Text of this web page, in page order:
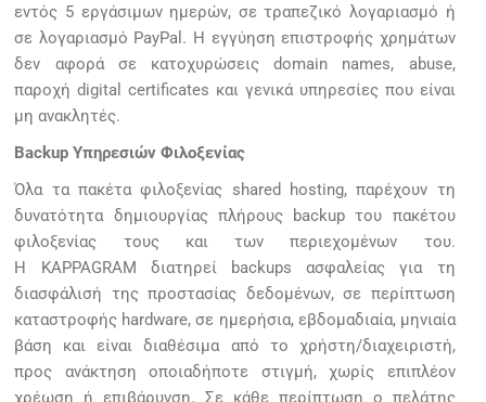
εντός 5 εργάσιμων ημερών, σε τραπεζικό λογαριασμό ή
σε λογαριασμό PayPal. Η εγγύηση επιστροφής χρημάτων
δεν αφορά σε κατοχυρώσεις domain names, abuse,
παροχή digital certificates και γενικά υπηρεσίες που είναι
μη ανακλητές.
Backup Υπηρεσιών Φιλοξενίας
Όλα τα πακέτα φιλοξενίας shared hosting, παρέχουν τη
δυνατότητα δημιουργίας πλήρους backup του πακέτου
φιλοξενίας τους και των περιεχομένων του.
Η KAPPAGRAM διατηρεί backups ασφαλείας για τη
διασφάλισή της προστασίας δεδομένων, σε περίπτωση
καταστροφής hardware, σε ημερήσια, εβδομαδιαία, μηνιαία
βάση και είναι διαθέσιμα από το χρήστη/διαχειριστή,
προς ανάκτηση οποιαδήποτε στιγμή, χωρίς επιπλέον
χρέωση ή επιβάρυνση. Σε κάθε περίπτωση ο πελάτης